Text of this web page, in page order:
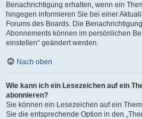
Benachrichtigung erhalten, wenn ein
hingegen informieren Sie bei einer
Forums des Boards. Die
Abonnements können im persönlichen
einstellen“ geändert werden.
Nach oben
Wie kann ich ein Lesezeichen auf ein
abonnieren?
Sie können ein Lesezeichen auf ein
Sie die entsprechende Option in den